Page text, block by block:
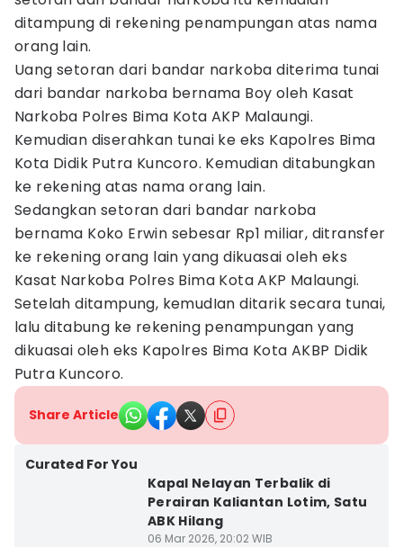
ditampung di rekening penampungan atas nama
orang lain.
Uang setoran dari bandar narkoba diterima tunai
dari bandar narkoba bernama Boy oleh Kasat
Narkoba Polres Bima Kota AKP Malaungi.
Kemudian diserahkan tunai ke eks Kapolres Bima
Kota Didik Putra Kuncoro. Kemudian ditabungkan
ke rekening atas nama orang lain.
Sedangkan setoran dari bandar narkoba
bernama Koko Erwin sebesar Rp1 miliar, ditransfer
ke rekening orang lain yang dikuasai oleh eks
Kasat Narkoba Polres Bima Kota AKP Malaungi.
Setelah ditampung, kemudIan ditarik secara tunai,
lalu ditabung ke rekening penampungan yang
dikuasai oleh eks Kapolres Bima Kota AKBP Didik
Putra Kuncoro.
Share Article
Curated For You
Kapal Nelayan Terbalik di
Perairan Kaliantan Lotim, Satu
ABK Hilang
06 Mar 2026, 20:02 WIB